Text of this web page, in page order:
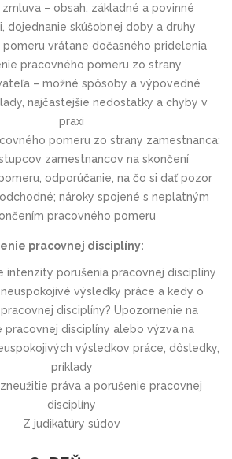
– obsah, základné a povinné
dojednanie skúšobnej doby a druhy
vrátane dočasného pridelenia
pracovného pomeru zo strany
– možné spôsoby a výpovedné
najčastejšie nedostatky a chyby v
praxi
pomeru zo strany zamestnanca;
zamestnancov na skončení
odporúčanie, na čo si dať pozor
nároky spojené s neplatným
pracovného pomeru
pracovnej disciplíny:
intenzity porušenia pracovnej disciplíny
výsledky práce a kedy o
disciplíny? Upozornenie na
pracovnej disciplíny alebo výzva na
výsledkov práce, dôsledky,
príklady
práva a porušenie pracovnej
disciplíny
Z judikatúry súdov